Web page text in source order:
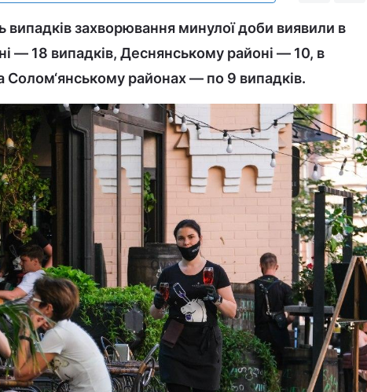
випадків захворювання минулої доби виявили в
— 18 випадків, Деснянському районі — 10, в
районах — по 9 випадків.